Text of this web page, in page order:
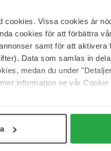
cookies. Vissa cookies är
cookies för att förbättra
samt för att aktivera
Data som samlas in
medan du under
information se vår
Normaali hinta 47 €
The INKEY List
Glycolic Acid Toner
100 ml
19 €